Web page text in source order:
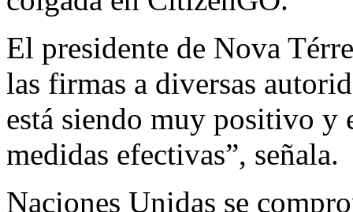
El presidente de Nova
las firmas a diversas
está siendo muy positivo y
medidas efectivas”, señala.
Naciones Unidas se